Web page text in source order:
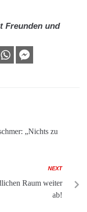
Freunden und
„Nichts zu
NEXT
Raum weiter
ab!